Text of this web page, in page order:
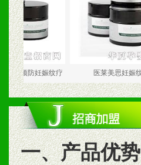
防妊娠纹疗 医莱美思妊娠纹舒润霜
一、产品优势